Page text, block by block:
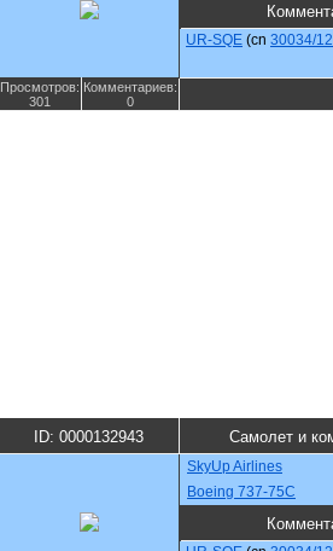
UR-SQE (cn 30034/
Просмотров:
301
Комментариев:
0
ID: 0000132943 Самолет и
SkyUp Airlines
Boeing 737-75C